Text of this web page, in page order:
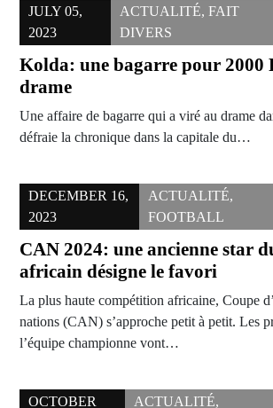
JULY 05,
2023
ACTUALITÉ, FAIT
DIVERS
Kolda: une bagarre pour 2000
drame
Une affaire de bagarre qui a viré au drame
défraie la chronique dans la capitale du…
DECEMBER 16,
2023
ACTUALITÉ,
FOOTBALL
CAN 2024: une ancienne star
africain désigne le favori
La plus haute compétition africaine, Coupe
nations (CAN) s’approche petit à petit. Les
l’équipe championne vont…
OCTOBER
ACTUALITÉ,